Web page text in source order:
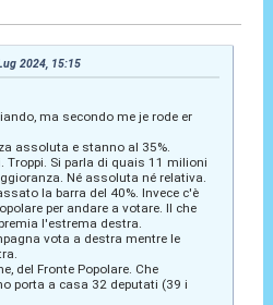
2024, 15:15
ma secondo me je rode er
assoluta e stanno al 35%.
Si parla di quais 11 milioni
Né assoluta né relativa.
la barra del 40%. Invece c'è
per andare a votare. Il che
l'estrema destra.
vota a destra mentre le
del Fronte Popolare. Che
porta a casa 32 deputati (39 i